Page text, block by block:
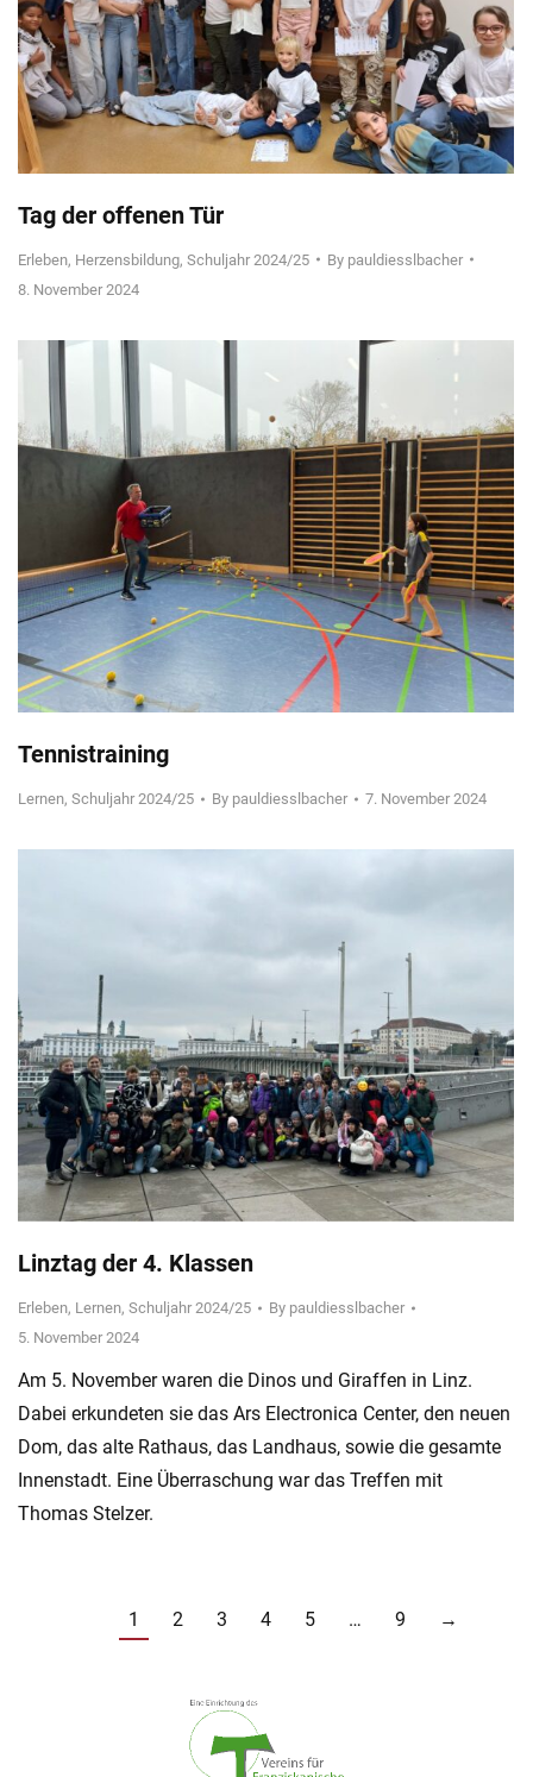
Tag der offenen Tür
Erleben, Herzensbildung, Schuljahr 2024/25 By pauldiesslbacher
8. November 2024
Tennistraining
Lernen, Schuljahr 2024/25 By pauldiesslbacher 7. November 2024
Linztag der 4. Klassen
Erleben, Lernen, Schuljahr 2024/25 By pauldiesslbacher
5. November 2024
Am 5. November waren die Dinos und Giraffen in Linz.
Dabei erkundeten sie das Ars Electronica Center, den neuen
Dom, das alte Rathaus, das Landhaus, sowie die gesamte
Innenstadt. Eine Überraschung war das Treffen mit
Thomas Stelzer.
1 2 3 4 5 … 9 →